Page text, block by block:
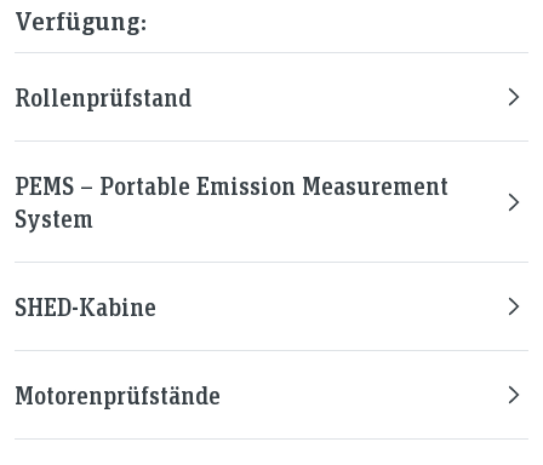
Verfügung:
Rollenprüfstand
PEMS – Portable Emission Measurement
System
SHED-Kabine
Motorenprüfstände